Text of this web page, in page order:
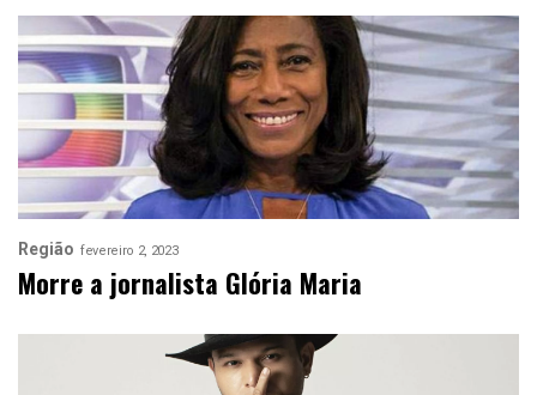
Região fevereiro 2, 2023
Morre a jornalista Glória Maria